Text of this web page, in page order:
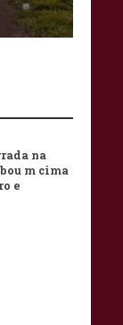
na
m cima
e